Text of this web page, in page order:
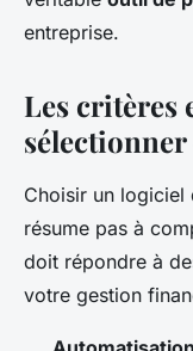
entreprise.
Les critères
Choisir un logiciel
résume pas à
doit répondre à
votre gestion